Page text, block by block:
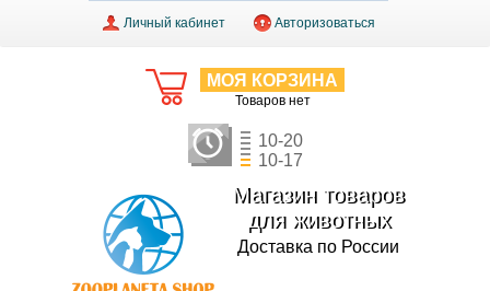
Личный кабинет Авторизоваться
МОЯ КОРЗИНА
Товаров нет
10-20
10-17
Магазин товаров
для животных
Доставка по России